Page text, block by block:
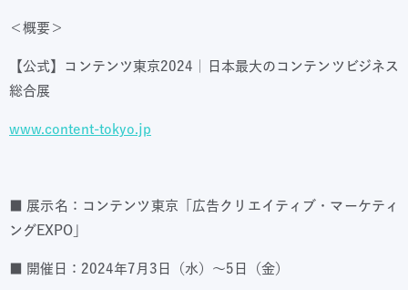
＜概要＞
【公式】コンテンツ東京2024｜日本最大のコンテンツビジネス
総合展
www.content-tokyo.jp
■ 展示名：コンテンツ東京「広告クリエイティブ・マーケティ
ングEXPO」
■ 開催日：2024年7月3日（水）～5日（金）